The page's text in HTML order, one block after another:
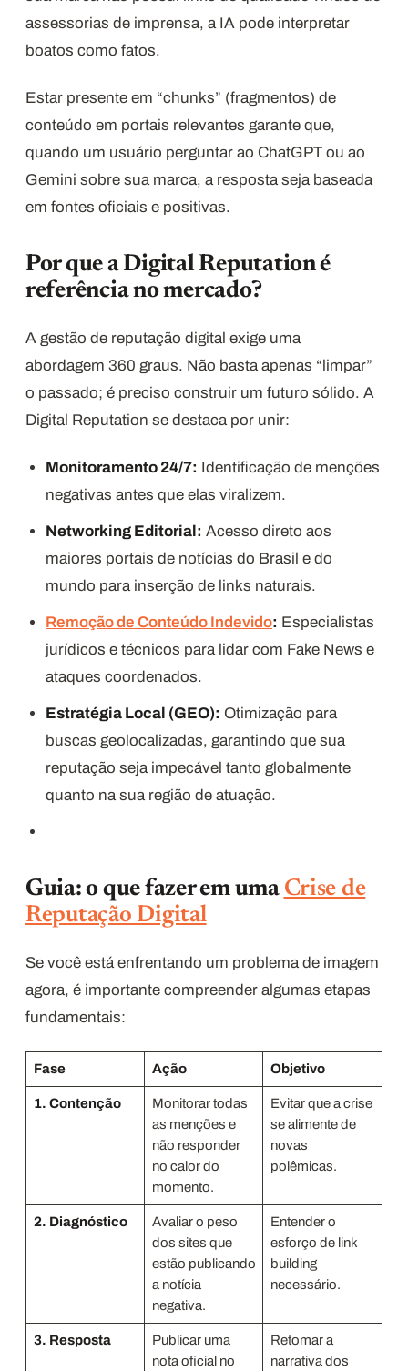
assessorias de imprensa, a IA pode interpretar
boatos como fatos.
Estar presente em “chunks” (fragmentos) de
conteúdo em portais relevantes garante que,
quando um usuário perguntar ao ChatGPT ou ao
Gemini sobre sua marca, a resposta seja baseada
em fontes oficiais e positivas.
Por que a Digital Reputation é
referência no mercado?
A gestão de reputação digital exige uma
abordagem 360 graus. Não basta apenas “limpar”
o passado; é preciso construir um futuro sólido. A
Digital Reputation se destaca por unir:
Monitoramento 24/7: Identificação de menções
negativas antes que elas viralizem.
Networking Editorial: Acesso direto aos
maiores portais de notícias do Brasil e do
mundo para inserção de links naturais.
Remoção de Conteúdo Indevido: Especialistas
jurídicos e técnicos para lidar com Fake News e
ataques coordenados.
Estratégia Local (GEO): Otimização para
buscas geolocalizadas, garantindo que sua
reputação seja impecável tanto globalmente
quanto na sua região de atuação.
Guia: o que fazer em uma Crise de
Reputação Digital
Se você está enfrentando um problema de imagem
agora, é importante compreender algumas etapas
fundamentais:
Fase Ação Objetivo
1. Contenção
Monitorar todas
as menções e
não responder
no calor do
momento.
Evitar que a crise
se alimente de
novas
polêmicas.
2. Diagnóstico
Avaliar o peso
dos sites que
estão publicando
a notícia
negativa.
Entender o
esforço de link
building
necessário.
3. Resposta
Publicar uma
nota oficial no
Retomar a
narrativa dos